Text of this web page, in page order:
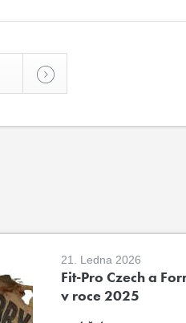
21. Ledna 2026
Fit-Pro Czech a
v roce 2025